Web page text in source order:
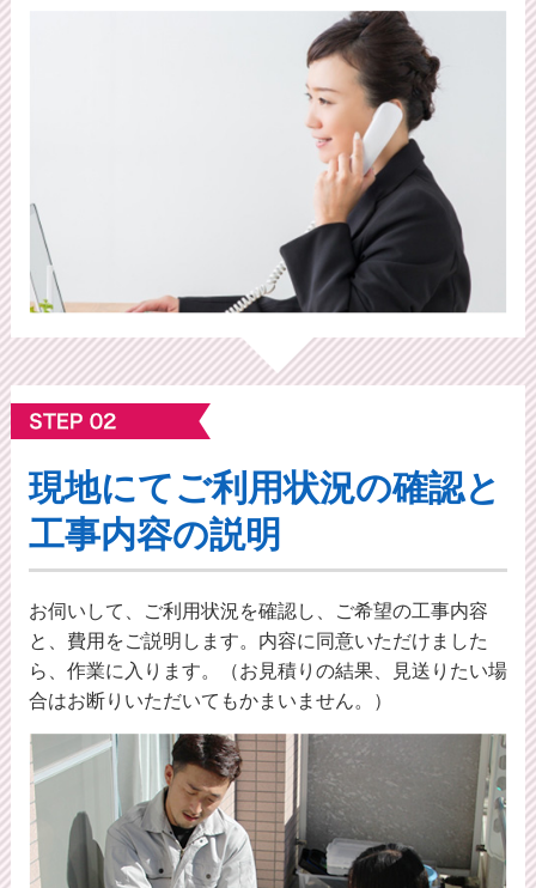
現地にてご利⽤状況の確認と
工事内容の説明
お伺いして、ご利用状況を確認し、ご希望の工事内容
と、費用をご説明します。内容に同意いただけました
ら、作業に入ります。（お見積りの結果、見送りたい場
合はお断りいただいてもかまいません。）